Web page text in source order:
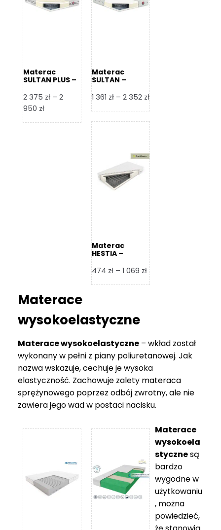
Materac
SULTAN PLUS –
2 375 zł – 2
950 złZakres
Materac
SULTAN –
1 361 zł – 2 352 złZakres
cen:
od
1
361 zł
do
2
352 zł
Materac
HESTIA –
474 zł – 1 069 złZakres
cen:
069 zł
Materace
wysokoelastyczne
Materace wysokoelastyczne – wkład został
wykonany w pełni z piany poliuretanowej. Jak
nazwa wskazuje, cechuje je wysoka
elastyczność. Zachowuje zalety materaca
sprężynowego poprzez odbój zwrotny, ale nie
zawiera jego wad w postaci nacisku.
Materace
wysokoela
stycznesą
bardzo
wygodne w
użytkowaniu
, można
powiedzieć,